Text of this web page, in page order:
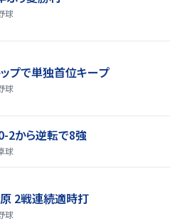
球
プで単独首位キープ
球
2から逆転で8強
球
原 2戦連続適時打
球